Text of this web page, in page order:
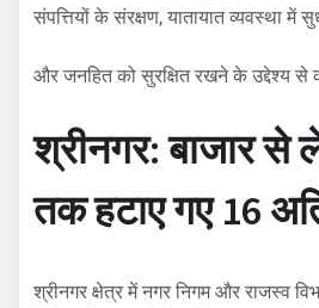
संपत्तियों के संरक्षण, यातायात व्यवस्था में
और जनहित को सुरक्षित रखने के उद्देश्य से
​श्रीनगर: बाजार से
तक हटाए गए 16
​श्रीनगर क्षेत्र में नगर निगम और राजस्व